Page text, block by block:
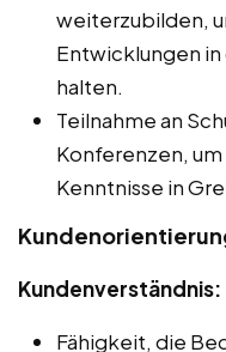
weiterzubilden,
Entwicklungen
halten.
Teilnahme an
Konferenzen,
Kenntnisse in
Kundenverständnis:
Fähigkeit, die